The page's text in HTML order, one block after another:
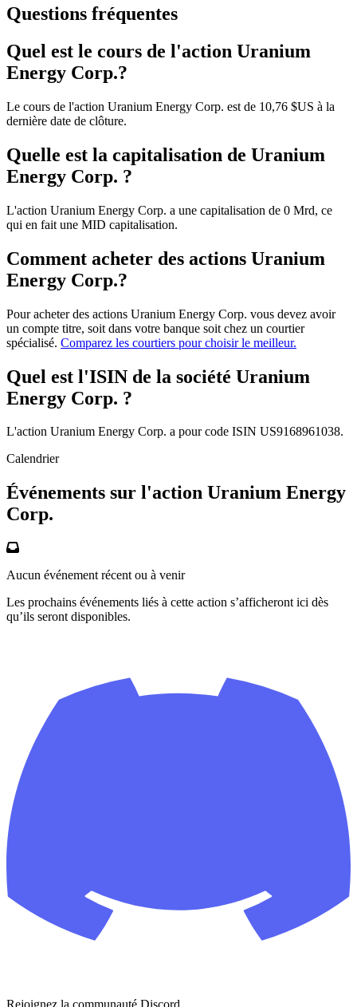
Questions fréquentes
Quel est le cours de l'action Uranium
Energy Corp.?
Le cours de l'action Uranium Energy Corp. est de 10,76 $US à la
dernière date de clôture.
Quelle est la capitalisation de Uranium
Energy Corp. ?
L'action Uranium Energy Corp. a une capitalisation de 0 Mrd, ce
qui en fait une MID capitalisation.
Comment acheter des actions Uranium
Energy Corp.?
Pour acheter des actions Uranium Energy Corp. vous devez avoir
un compte titre, soit dans votre banque soit chez un courtier
spécialisé. Comparez les courtiers pour choisir le meilleur.
Quel est l'ISIN de la société Uranium
Energy Corp. ?
L'action Uranium Energy Corp. a pour code ISIN US9168961038.
Calendrier
Événements sur l'action Uranium Energy
Corp.
Aucun événement récent ou à venir
Les prochains événements liés à cette action s’afficheront ici dès
qu’ils seront disponibles.